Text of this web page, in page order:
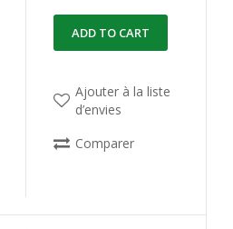
ADD TO CART
Ajouter à la liste
d’envies
Comparer